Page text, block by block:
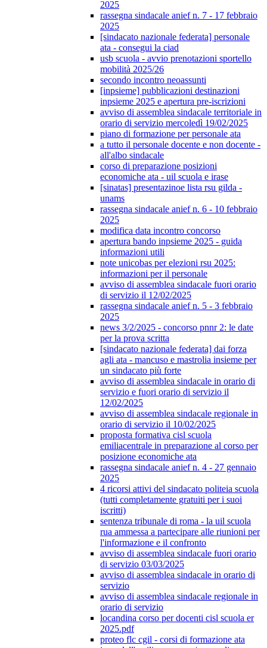
2025
rassegna sindacale anief n. 7 - 17 febbraio
2025
[sindacato nazionale federata] personale
ata - consegui la ciad
usb scuola - avvio prenotazioni sportello
mobilità 2025/26
secondo incontro neoassunti
[inpsieme] pubblicazioni destinazioni
inpsieme 2025 e apertura pre-iscrizioni
avviso di assemblea sindacale territoriale in
orario di servizio mercoledì 19/02/2025
piano di formazione per personale ata
a tutto il personale docente e non docente -
all'albo sindacale
corso di preparazione posizioni
economiche ata - uil scuola e irase
[sinatas] presentazinoe lista rsu gilda -
unams
rassegna sindacale anief n. 6 - 10 febbraio
2025
modifica data incontro concorso
apertura bando inpsieme 2025 - guida
informazioni utili
note unicobas per elezioni rsu 2025:
informazioni per il personale
avviso di assemblea sindacale fuori orario
di servizio il 12/02/2025
rassegna sindacale anief n. 5 - 3 febbraio
2025
news 3/2/2025 - concorso pnnr 2: le date
per la prova scritta
[sindacato nazionale federata] dai forza
agli ata - mancuso e mastrolia insieme per
un sindacato più forte
avviso di assemblea sindacale in orario di
servizio e fuori orario di servizio il
12/02/2025
avviso di assemblea sindacale regionale in
orario di servizio il 10/02/2025
proposta formativa cisl scuola
emiliacentrale in preparazione al corso per
posizione economiche ata
rassegna sindacale anief n. 4 - 27 gennaio
2025
4 ricorsi attivi del sindacato politeia scuola
(tutti completamente gratuiti per i suoi
iscritti)
sentenza tribunale di roma - la uil scuola
rua ammessa a partecipare alle riunioni per
l'informazione e il confronto
avviso di assemblea sindacale fuori orario
di servizio 03/03/2025
avviso di assemblea sindacale in orario di
servizio
avviso di assemblea sindacale regionale in
orario di servizio
locandina corso per docenti cisl scuola er
2025.pdf
proteo flc cgil - corsi di formazione ata